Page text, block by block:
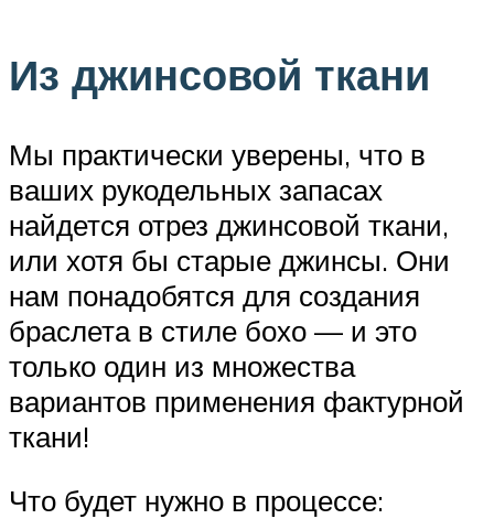
Из джинсовой ткани
Мы практически уверены, что в
ваших рукодельных запасах
найдется отрез джинсовой ткани,
или хотя бы старые джинсы. Они
нам понадобятся для создания
браслета в стиле бохо — и это
только один из множества
вариантов применения фактурной
ткани!
Что будет нужно в процессе: